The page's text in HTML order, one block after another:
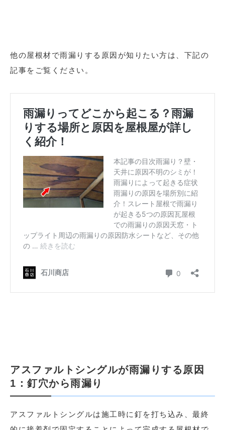
他の屋根材で雨漏りする原因が知りたい方は、下記の
記事をご覧ください。
アスファルトシングルが雨漏りする原因
1：釘穴から雨漏り
アスファルトシングルは施工時に釘を打ち込み、最終